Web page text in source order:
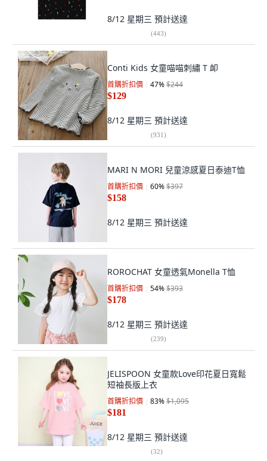
8/12 星期三 預計送達
(443)
Conti Kids 女童喵喵刺繡 T 卹
首購折扣價 47%$244
$129
8/12 星期三 預計送達
(931)
MARI N MORI 兒童涼感夏日泰迪T恤
首購折扣價 60%$397
$158
8/12 星期三 預計送達
ROROCHAT 女童透氣Monella T恤
首購折扣價 54%$393
$178
8/12 星期三 預計送達
(239)
JELISPOON 女童款Love印花夏日寬鬆
短袖長版上衣
首購折扣價 83%$1,095
$181
8/12 星期三 預計送達
(32)